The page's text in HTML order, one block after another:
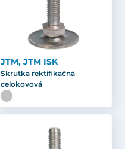
JTM, JTM ISK
Skrutka rektifikačná
celokovová